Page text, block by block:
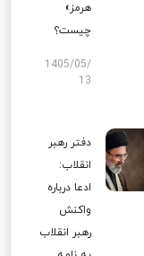
هرمز»
چیست؟
1405/05/
13
دفتر رهبر
انقلاب:
ادعا درباره
واکنش
رهبر انقلاب